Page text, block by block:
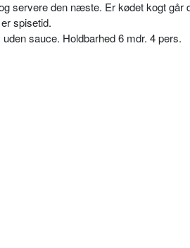
servere den næste. Er kødet kogt går
spisetid.
sauce. Holdbarhed 6 mdr. 4 pers.